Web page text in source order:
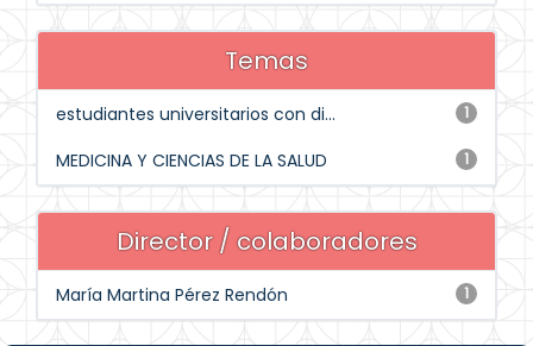
Temas
1
estudiantes universitarios con di...
1
MEDICINA Y CIENCIAS DE LA SALUD
Director / colaboradores
1
María Martina Pérez Rendón